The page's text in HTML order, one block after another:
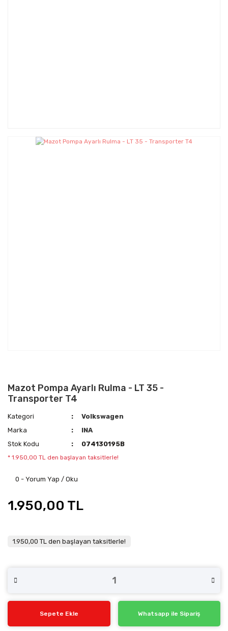
Mazot Pompa Ayarlı Rulma - LT 35 -
Transporter T4
Kategori
Volkswagen
Marka
INA
Stok Kodu
074130195B
* 1.950,00 TL den başlayan taksitlerle!
0 - Yorum Yap / Oku
1.950,00 TL
1.950,00 TL den başlayan taksitlerle!
Sepete Ekle Whatsapp ile Sipariş